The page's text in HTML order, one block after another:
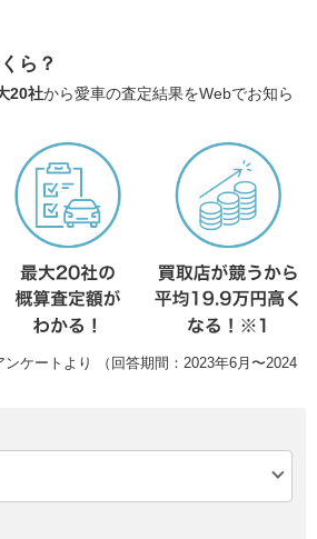
ら？
20社から愛車の査定結果をWebでお知ら
ケートより （回答期間：2023年6月〜2024